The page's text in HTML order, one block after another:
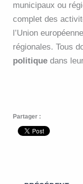
municipaux ou
complet des
l’Union
régionales. Tous
politique dans
Partager :